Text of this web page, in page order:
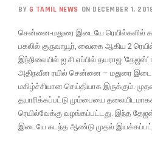
BY G TAMIL NEWS ON DECEMBER 1,
சென்னை-மதுரை இடையே ரெயில்களில்
பகலில் குருவாயூர், வைகை ஆகிய 2
இந்நிலையில் ஐ.சி.எப்பில் தயராஜ
அதிநவீன ரயில் சென்னை – மதுரை
மகிழ்ச்சியான செய்தியாக இருக்கும்.
தயாரிக்கப்பட்டு மும்பையை
ரெயில்வேக்கு வழங்கப்பட்டது. இந்த
இடையே கடந்த ஆண்டு முதல்